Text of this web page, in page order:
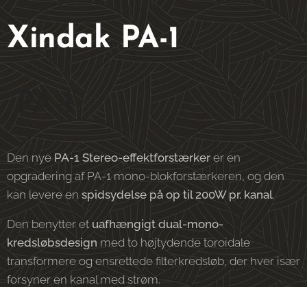
Xindak PA-1
PA-1
Den nye PA-1 Stereo-effektforstærker er en
opgradering af PA-1 mono-blokforstærkeren, og den
kan levere en spidsydelse på op til 200W pr. kanal.
Den benytter etuafhængigt dual-mono-
kredsløbsdesign med to højtydende toroidale
transformere og ensrettede filterkredsløb, der hver især
forsyner en kanal med strøm.